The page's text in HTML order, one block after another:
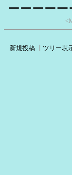
ーーーーー
新規投稿
ツリー表